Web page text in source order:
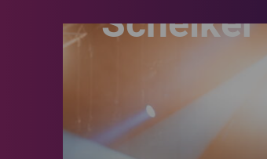
Schelker